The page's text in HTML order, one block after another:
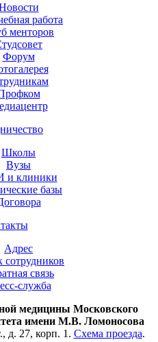
работа
менторов
Форум
Школы
Вузы
и клиники
базы
Адрес
сотрудников
связь
служба
медицины Московского
имени М.В. Ломоносова
д. 27, корп. 1. Схема проезда.